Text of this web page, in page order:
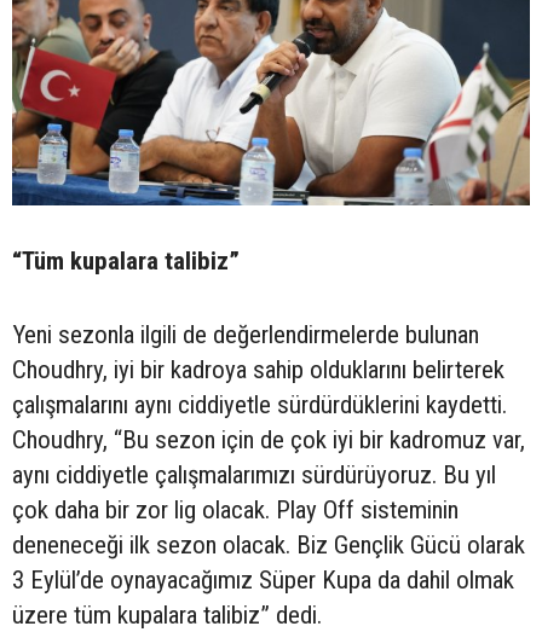
“Tüm kupalara talibiz”
Yeni sezonla ilgili de değerlendirmelerde bulunan
Choudhry, iyi bir kadroya sahip olduklarını belirterek
çalışmalarını aynı ciddiyetle sürdürdüklerini kaydetti.
Choudhry, “Bu sezon için de çok iyi bir kadromuz var,
aynı ciddiyetle çalışmalarımızı sürdürüyoruz. Bu yıl
çok daha bir zor lig olacak. Play Off sisteminin
deneneceği ilk sezon olacak. Biz Gençlik Gücü olarak
3 Eylül’de oynayacağımız Süper Kupa da dahil olmak
üzere tüm kupalara talibiz” dedi.